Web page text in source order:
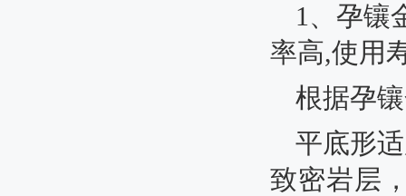
1、孕镶
率高,使用
根据孕
平底形
致密岩层